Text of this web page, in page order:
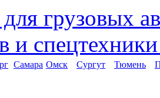
Самара Омск Сургут Тюмень